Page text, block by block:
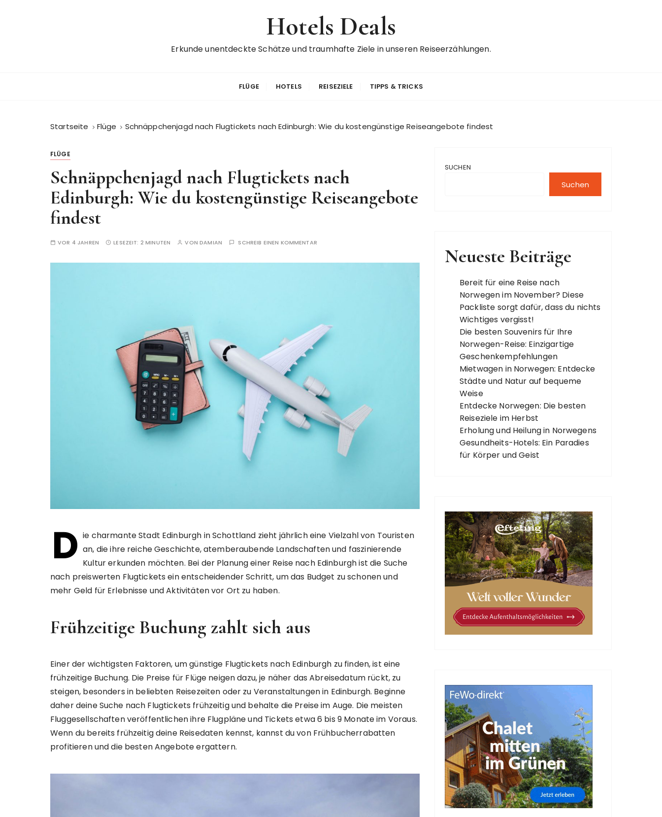
Hotels Deals
Erkunde unentdeckte Schätze und traumhafte Ziele in unseren Reiseerzählungen.
FLÜGE HOTELS REISEZIELE TIPPS & TRICKS
Startseite Flüge Schnäppchenjagd nach Flugtickets nach Edinburgh: Wie du kostengünstige Reiseangebote findest
FLÜGE
Schnäppchenjagd nach Flugtickets nach
Edinburgh: Wie du kostengünstige Reiseangebote
findest
VOR 4 JAHREN LESEZEIT: 2 MINUTEN VONDAMIAN SCHREIB EINEN KOMMENTAR
D ie charmante Stadt Edinburgh in Schottland zieht jährlich eine Vielzahl von Touristen
an, die ihre reiche Geschichte, atemberaubende Landschaften und faszinierende
Kultur erkunden möchten. Bei der Planung einer Reise nach Edinburgh ist die Suche
nach preiswerten Flugtickets ein entscheidender Schritt, um das Budget zu schonen und
mehr Geld für Erlebnisse und Aktivitäten vor Ort zu haben.
Frühzeitige Buchung zahlt sich aus
Einer der wichtigsten Faktoren, um günstige Flugtickets nach Edinburgh zu finden, ist eine
frühzeitige Buchung. Die Preise für Flüge neigen dazu, je näher das Abreisedatum rückt, zu
steigen, besonders in beliebten Reisezeiten oder zu Veranstaltungen in Edinburgh. Beginne
daher deine Suche nach Flugtickets frühzeitig und behalte die Preise im Auge. Die meisten
Fluggesellschaften veröffentlichen ihre Flugpläne und Tickets etwa 6 bis 9 Monate im Voraus.
Wenn du bereits frühzeitig deine Reisedaten kennst, kannst du von Frühbucherrabatten
profitieren und die besten Angebote ergattern.
SUCHEN
Suchen
Neueste Beiträge
Bereit für eine Reise nach
Norwegen im November? Diese
Packliste sorgt dafür, dass du nichts
Wichtiges vergisst!
Die besten Souvenirs für Ihre
Norwegen-Reise: Einzigartige
Geschenkempfehlungen
Mietwagen in Norwegen: Entdecke
Städte und Natur auf bequeme
Weise
Entdecke Norwegen: Die besten
Reiseziele im Herbst
Erholung und Heilung in Norwegens
Gesundheits-Hotels: Ein Paradies
für Körper und Geist